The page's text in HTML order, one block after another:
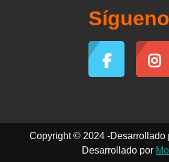
Copyright © 2024 -Desarrollado
Desarrollado por